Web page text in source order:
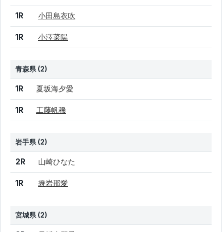
1R 小田島衣吹
1R 小澤菜陽
青森県 (2)
結果 シード 選手名
1R 夏坂海夕愛
1R 工藤帆稀
岩手県 (2)
結果 シード 選手名
2R 山崎ひなた
1R 袰岩那愛
宮城県 (2)